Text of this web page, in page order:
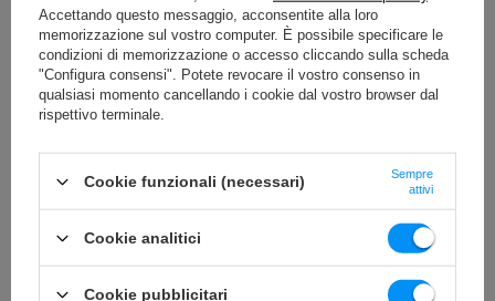
La cosa migliore che possa capitare a un vero culturista:
la serie Marbo Professional.
Le attrezzature di questa linea hanno una dichiarazione
di conformità allo standard PN-EN 957-4:2007 e possono
essere utilizzate in palestre commerciali e pubbliche.
del mercato! Classe: S - Attrezzatura progettata per uso
commerciale.
Per garantire la sicurezza dei vostri clienti, le nostre
attrezzature sono state testate dal Centro Europeo di
Qualità per verificarne la sicurezza e la conformità alle
norme vigenti.
Accettando questo messaggio, acconsentite alla loro
memorizzazione sul vostro computer. È possibile specificare le
condizioni di memorizzazione o accesso cliccando sulla scheda
"Configura consensi". Potete revocare il vostro consenso in
qualsiasi momento cancellando i cookie dal vostro browser dal
rispettivo terminale.
Cookie funzionali (necessari)
Sempre
attivi
Cookie analitici
Cookie pubblicitari